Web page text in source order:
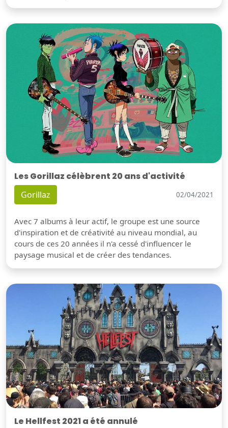
Les Gorillaz célèbrent 20 ans d'activité
Gorillaz 02/04/2021
Avec 7 albums à leur actif, le groupe est une source
d'inspiration et de créativité au niveau mondial, au
cours de ces 20 années il n'a cessé d'influencer le
paysage musical et de créer des tendances.
Le Hellfest 2021 a été annulé